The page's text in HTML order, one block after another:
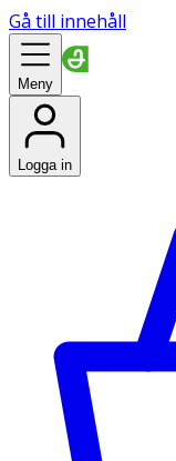
Gå till innehåll
Meny
Logga in